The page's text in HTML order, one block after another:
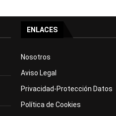
ENLACES
Nosotros
Aviso Legal
Privacidad-Protección Datos
Política de Cookies